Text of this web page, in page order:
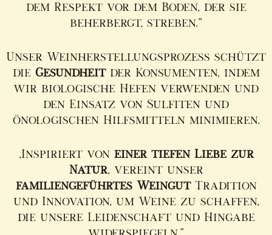
dem Respekt vor dem Boden, der sie
beherbergt, streben.“
Unser Weinherstellungsprozess schützt
die Gesundheit der Konsumenten, indem
wir biologische Hefen verwenden und
den Einsatz von Sulfiten und
önologischen Hilfsmitteln minimieren.
„Inspiriert von einer tiefen Liebe zur
Natur, vereint unser
familiengeführtes Weingut Tradition
und Innovation, um Weine zu schaffen,
die unsere Leidenschaft und Hingabe